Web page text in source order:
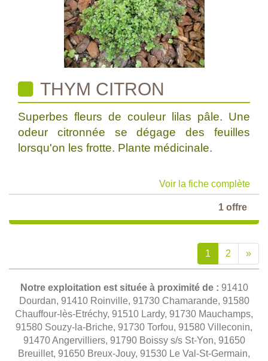
THYM CITRON
Superbes fleurs de couleur lilas pâle. Une
odeur citronnée se dégage des feuilles
lorsqu'on les frotte. Plante médicinale.
Voir la fiche complète
1 offre
1 2 »
Notre exploitation est située à proximité de : 91410
Dourdan, 91410 Roinville, 91730 Chamarande, 91580
Chauffour-lès-Etréchy, 91510 Lardy, 91730 Mauchamps,
91580 Souzy-la-Briche, 91730 Torfou, 91580 Villeconin,
91470 Angervilliers, 91790 Boissy s/s St-Yon, 91650
Breuillet, 91650 Breux-Jouy, 91530 Le Val-St-Germain,